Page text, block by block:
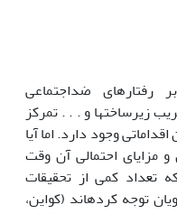
ضد­اجتماعی
زیرساخت­ها و . . . تمرکز
وجود دارد. اما آیا
مزایای احتمالی آن وقت
تعداد کمی از تحقیقات
توجه کرده­اند (کواین،